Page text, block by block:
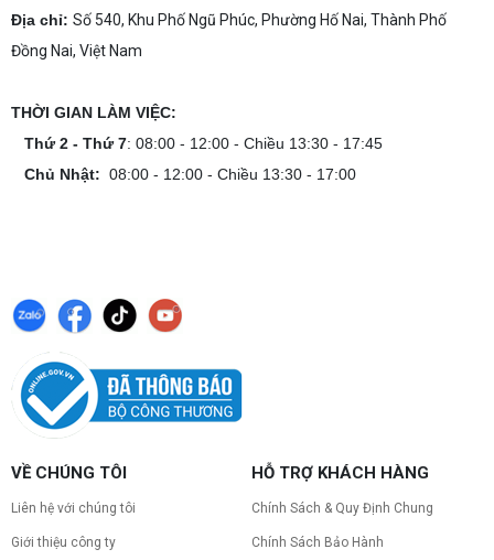
hình mạnh, tối ưu chi phí, test máy tại chỗ. Khám
phá ngay địa chỉ tư vấn và lắp đặt dàn PC chơi
phù hợp, đảm bảo hệ thống vận hành ổn định và
copy nhanh.
tăng hiệu năng tối đa? Xem ngay thứ tự ưu tiên
nâng cấp linh kiện PC chi tiết trong bài viết này!
nhân và Cách khắc phục
Tình trạng PC gaming nóng quạt kêu to khiến
máy giật lag, giảm tuổi thọ? Tìm hiểu ngay
nguyên nhân và cách khắc phục hiệu quả để máy
Địa chỉ: Số 540, Khu Phố Ngũ Phúc, Phường Hố Nai, Thành Phố
Đồng Nai, Việt Nam
THỜI GIAN LÀM VIỆC:
Thứ 2 - Thứ 7: 08:00 - 12:00 - Chiều 13:30 - 17:45
Chủ Nhật: 08:00 - 12:00 - Chiều 13:30 - 17:00
VỀ CHÚNG TÔI
Liên hệ với chúng tôi
Giới thiệu công ty
HỖ TRỢ KHÁCH HÀNG
Chính Sách & Quy Định Chung
Chính Sách Bảo Hành